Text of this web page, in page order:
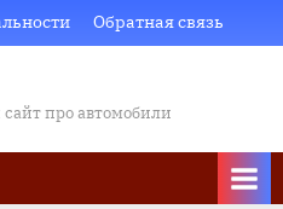
Обратная связь
про автомобили